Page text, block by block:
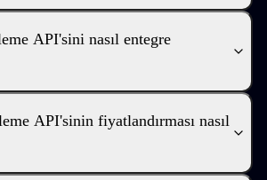
API'sini nasıl entegre
API'sinin fiyatlandırması nasıl